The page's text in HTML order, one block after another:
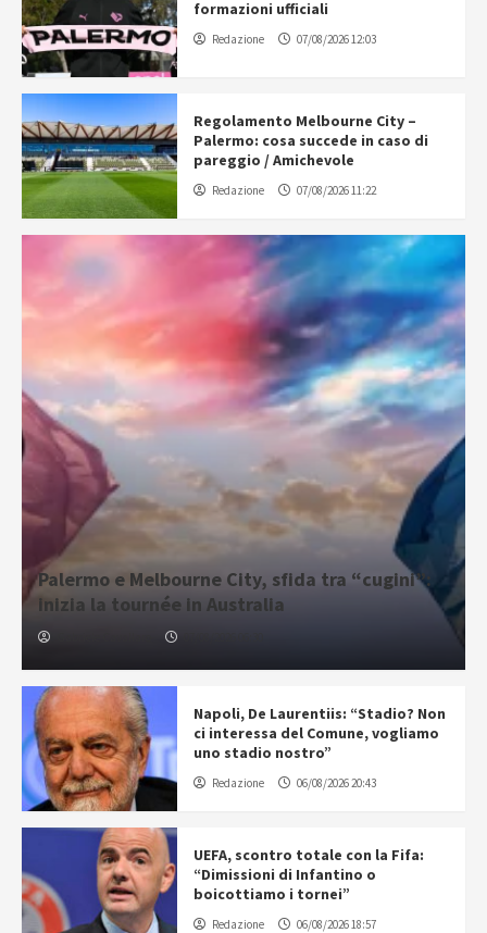
formazioni ufficiali
Redazione 07/08/2026 12:03
Regolamento Melbourne City –
Palermo: cosa succede in caso di
pareggio / Amichevole
Redazione 07/08/2026 11:22
Palermo e Melbourne City, sfida tra “cugini”:
inizia la tournée in Australia
Napoli, De Laurentiis: “Stadio? Non
ci interessa del Comune, vogliamo
uno stadio nostro”
Redazione 06/08/2026 20:43
UEFA, scontro totale con la Fifa:
“Dimissioni di Infantino o
boicottiamo i tornei”
Redazione 06/08/2026 18:57